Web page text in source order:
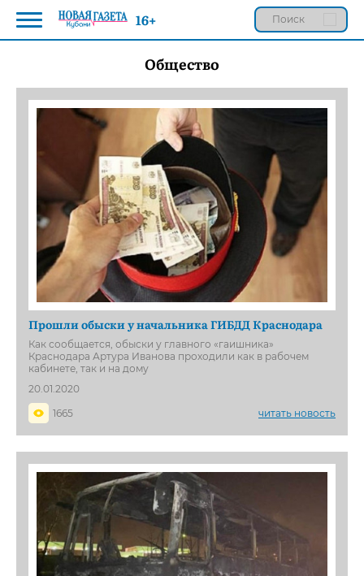
Общество
Прошли обыски у начальника ГИБДД Краснодара
Как сообщается, обыски у главного «гаишника»
Краснодара Артура Иванова проходили как в рабочем
кабинете, так и на дому
20.01.2020
1665
читать новость
16+